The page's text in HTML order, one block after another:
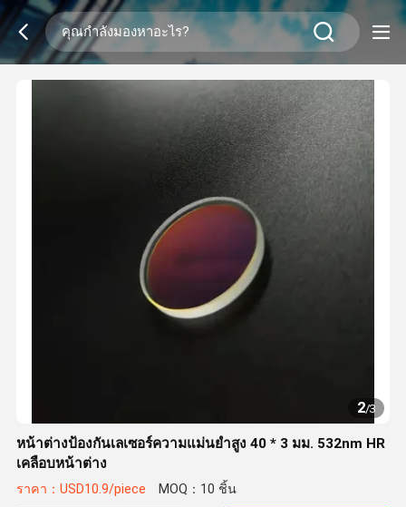
2/3
หน้าต่างป้องกันเลเซอร์ความแม่นยำสูง 40 * 3 มม. 532nm HR
เคลือบหน้าต่าง
ราคา：USD10.9/piece MOQ：10 ชิ้น